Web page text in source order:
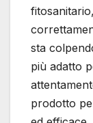
sta
più adatto
prodotto